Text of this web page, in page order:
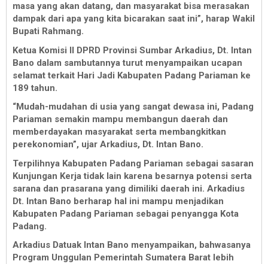
masa yang akan datang, dan masyarakat bisa merasakan
dampak dari apa yang kita bicarakan saat ini”, harap Wakil
Bupati Rahmang.
Ketua Komisi II DPRD Provinsi Sumbar Arkadius, Dt. Intan
Bano dalam sambutannya turut menyampaikan ucapan
selamat terkait Hari Jadi Kabupaten Padang Pariaman ke
189 tahun.
“Mudah-mudahan di usia yang sangat dewasa ini, Padang
Pariaman semakin mampu membangun daerah dan
memberdayakan masyarakat serta membangkitkan
perekonomian”, ujar Arkadius, Dt. Intan Bano.
Terpilihnya Kabupaten Padang Pariaman sebagai sasaran
Kunjungan Kerja tidak lain karena besarnya potensi serta
sarana dan prasarana yang dimiliki daerah ini. Arkadius
Dt. Intan Bano berharap hal ini mampu menjadikan
Kabupaten Padang Pariaman sebagai penyangga Kota
Padang.
Arkadius Datuak Intan Bano menyampaikan, bahwasanya
Program Unggulan Pemerintah Sumatera Barat lebih